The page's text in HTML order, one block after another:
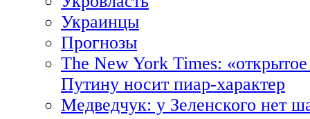
Украинцы
Прогнозы
The New York Times:
Путину носит пиар-характер
Медведчук: у Зеленского нет